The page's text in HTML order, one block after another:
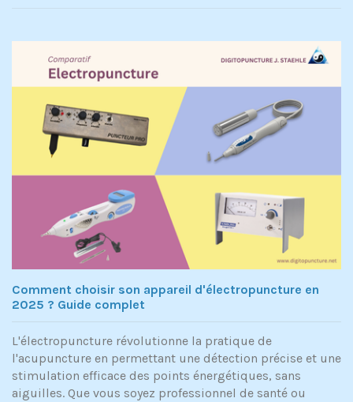
Comment choisir son appareil d'électropuncture en
2025 ? Guide complet
L'électropuncture révolutionne la pratique de
l'acupuncture en permettant une détection précise et une
stimulation efficace des points énergétiques, sans
aiguilles. Que vous soyez professionnel de santé ou